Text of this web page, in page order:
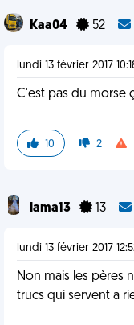
Kaa04 52
lundi 13 février 2017
C'est pas du morse
10 2
lama13 13
lundi 13 février 2017
Non mais les pères
trucs qui servent a